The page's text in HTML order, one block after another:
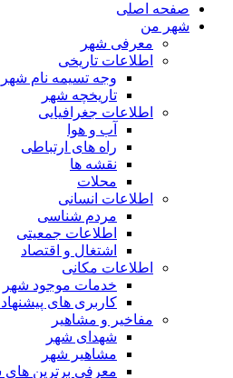
صفحه اصلی
شهر من
معرفی شهر
اطلاعات تاریخی
وجه تسیمه نام شهر
تاریخچه شهر
اطلاعات جغرافیایی
آب و هوا
راه های ارتباطی
نقشه ها
محلات
اطلاعات انسانی
مردم شناسی
اطلاعات جمعیتی
اشتغال و اقتصاد
اطلاعات مکانی
خدمات موجود شهر
کاربری های
مفاخیر و مشاهیر
شهدای شهر
مشاهیر شهر
معرفی برترین های